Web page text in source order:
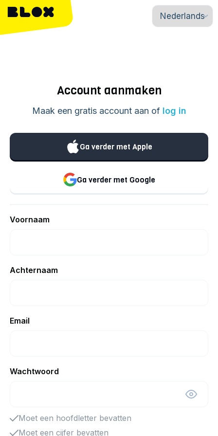
Account aanmaken
Maak een gratis account aan of log in
Ga verder met Apple
Ga verder met Google
Voornaam
Achternaam
Email
Wachtwoord
Moet een hoofdletter bevatten
Moet een cijfer bevatten